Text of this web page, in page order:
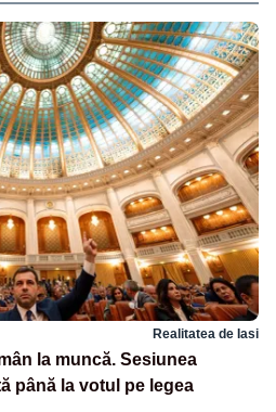
Realitatea de Iasi
la muncă. Sesiunea
până la votul pe legea